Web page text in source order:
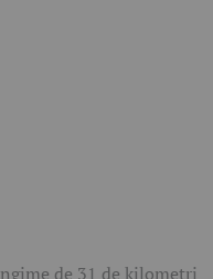
de 31 de kilometri